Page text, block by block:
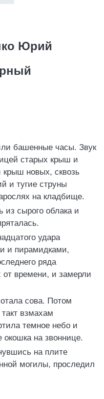
Юрий
башенные часы. Звук
старых крыш и
новых, сквозь
и тугие струны
на кладбище.
из сырого облака и
удара
и пирамидками,
ряда
времени, и замерли
сова. Потом
взмахам
темное небо и
окошка на звоннице.
на плите
могилы, проследил